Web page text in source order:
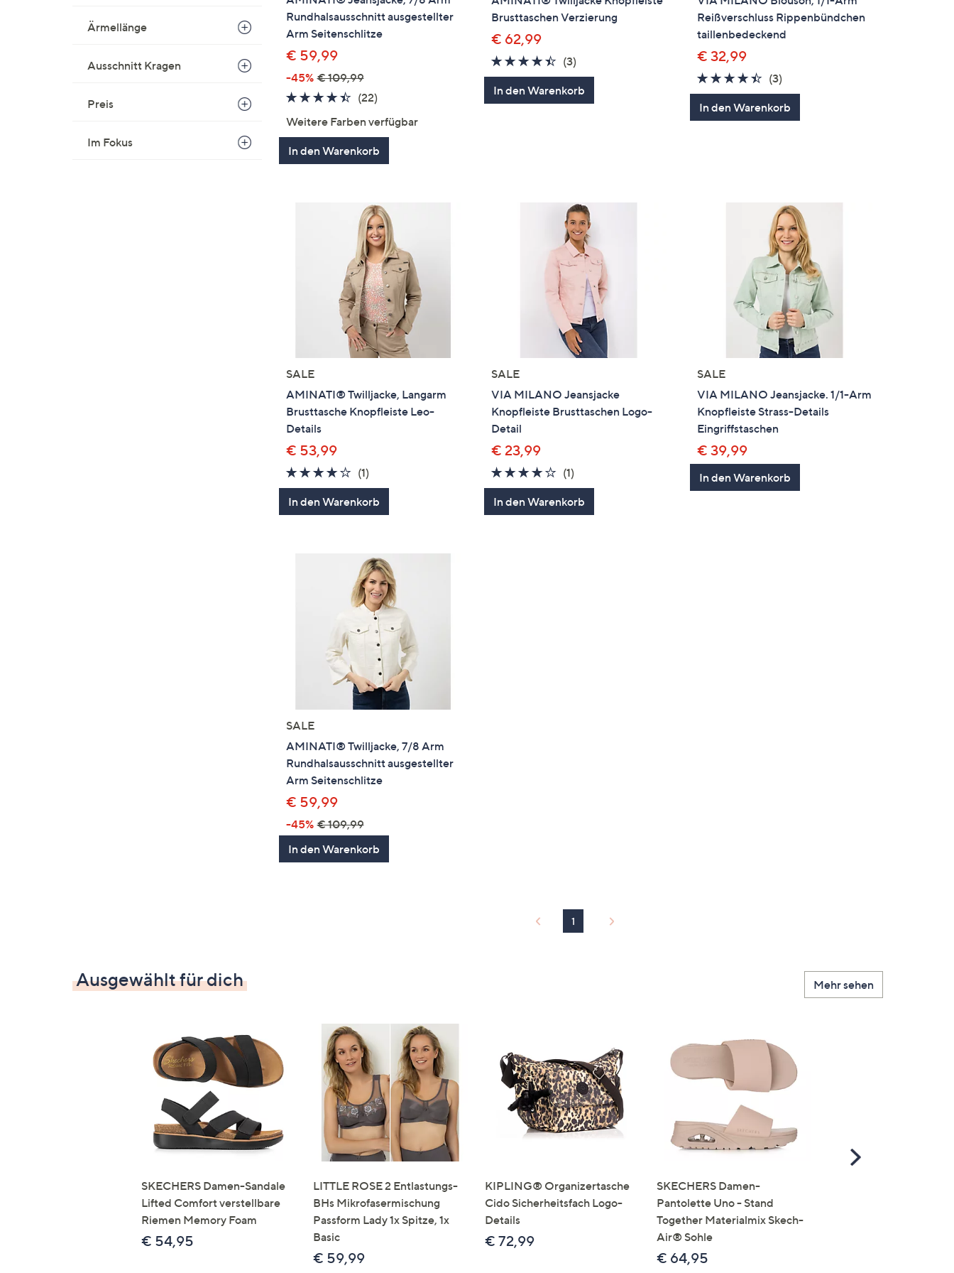
Ärmellänge
Ausschnitt Kragen
Preis
Im Fokus
Rundhalsausschnitt ausgestellter
Arm Seitenschlitze
€ 59,99
-45% € 109,99
4.4
5
(22)22
Weitere Farben verfügbar
In den Warenkorb
Brusttaschen Verzierung
€ 62,99
4.3
von
5
(3)
Bewertungen
In den Warenkorb
Reißverschluss Rippenbündchen
taillenbedeckend
€ 32,99
4.3
von
5
(3)
Bewertungen
In den Warenkorb
SALE
AMINATI® Twilljacke, Langarm
Brusttasche Knopfleiste Leo-
Details
€ 53,99
4.0
von
5
(1)1
Bewertungen
In den Warenkorb
SALE
VIA MILANO Jeansjacke
Knopfleiste Brusttaschen Logo-
Detail
€ 23,99
4.0
von
5
(1)
Bewertungen
In den Warenkorb
SALE
VIA MILANO Jeansjacke. 1/1-Arm
Knopfleiste Strass-Details
Eingriffstaschen
€ 39,99
In den Warenkorb
SALE
AMINATI® Twilljacke, 7/8 Arm
Rundhalsausschnitt ausgestellter
Arm Seitenschlitze
€ 59,99
-45% € 109,99
In den Warenkorb
1
Ausgewählt für dich Mehr sehen
SKECHERS Damen-Sandale
Lifted Comfort verstellbare
Riemen Memory Foam
€ 54,95
LITTLE ROSE 2 Entlastungs-
BHs Mikrofasermischung
Passform Lady 1x Spitze, 1x
Basic
€ 59,99
KIPLING® Organizertasche
Cido Sicherheitsfach Logo-
Details
€ 72,99
SKECHERS Damen-
Pantolette Uno - Stand
Together Materialmix Skech-
Air® Sohle
€ 64,95
Scroll